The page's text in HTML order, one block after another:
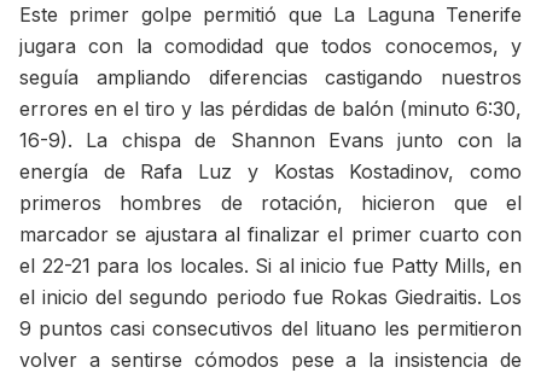
Este primer golpe permitió que La Laguna Tenerife
jugara con la comodidad que todos conocemos, y
seguía ampliando diferencias castigando nuestros
errores en el tiro y las pérdidas de balón (minuto 6:30,
16-9). La chispa de Shannon Evans junto con la
energía de Rafa Luz y Kostas Kostadinov, como
primeros hombres de rotación, hicieron que el
marcador se ajustara al finalizar el primer cuarto con
el 22-21 para los locales. Si al inicio fue Patty Mills, en
el inicio del segundo periodo fue Rokas Giedraitis. Los
9 puntos casi consecutivos del lituano les permitieron
volver a sentirse cómodos pese a la insistencia de